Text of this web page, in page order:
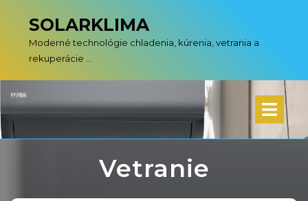
content
SOLARKLIMA
Moderné technológie chladenia, kúrenia, vetrania a
rekuperácie …
Vetranie